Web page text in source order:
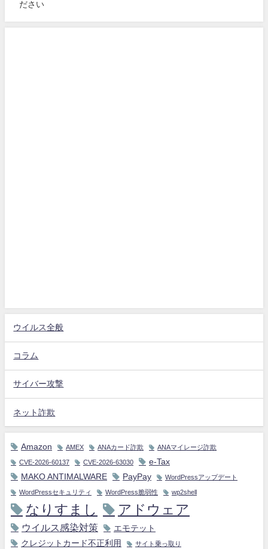
ださい
ウイルス全般
コラム
サイバー攻撃
ネット詐欺
Amazon AMEX ANAカード詐欺 ANAマイレージ詐欺
CVE-2026-60137 CVE-2026-63030
e-Tax
MAKO ANTIMALWARE
PayPay WordPressアップデート
WordPressセキュリティ WordPress脆弱性 wp2shell
なりすまし アドウェア
ウイルス感染対策
エモテット
クレジットカード不正利用
サイト乗っ取り